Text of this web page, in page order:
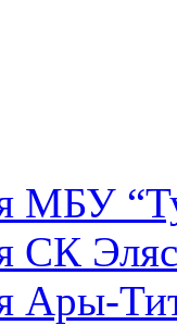
МБУ
СК
Ары-